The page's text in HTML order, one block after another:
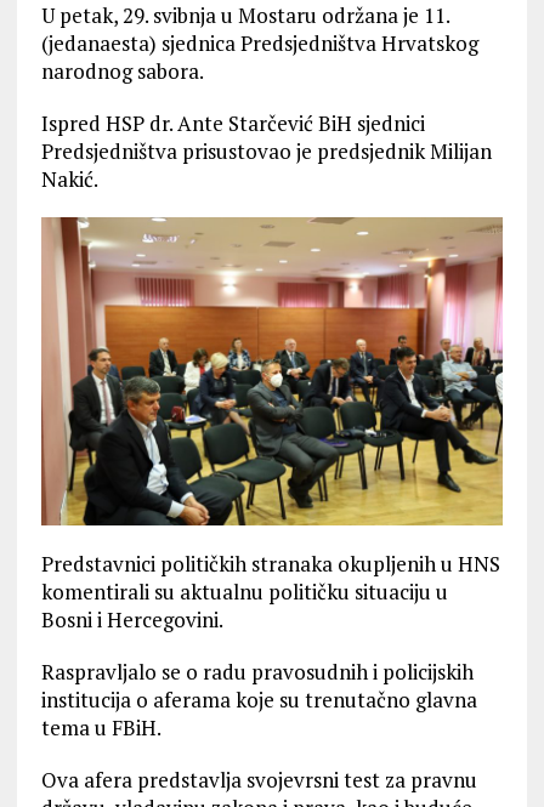
U petak, 29. svibnja u Mostaru održana je 11.
(jedanaesta) sjednica Predsjedništva Hrvatskog
narodnog sabora.
Ispred HSP dr. Ante Starčević BiH sjednici
Predsjedništva prisustovao je predsjednik Milijan
Nakić.
Predstavnici političkih stranaka okupljenih u HNS
komentirali su aktualnu političku situaciju u
Bosni i Hercegovini.
Raspravljalo se o radu pravosudnih i policijskih
institucija o aferama koje su trenutačno glavna
tema u FBiH.
Ova afera predstavlja svojevrsni test za pravnu